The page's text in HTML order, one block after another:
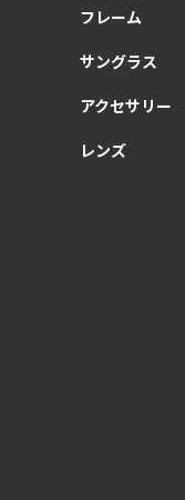
フレーム
サングラス
アクセサリー
レンズ